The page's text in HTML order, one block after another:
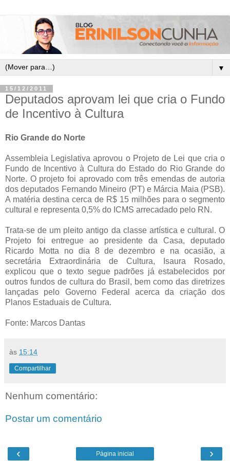
▼
15/12/2011
Deputados aprovam lei que cria o Fundo
de Incentivo à Cultura
Rio Grande do Norte
Assembleia Legislativa aprovou o Projeto de Lei que cria o
Fundo de Incentivo à Cultura do Estado do Rio Grande do
Norte. O projeto foi aprovado com três emendas de autoria
dos deputados Fernando Mineiro (PT) e Márcia Maia (PSB).
A matéria destina cerca de R$ 15 milhões para o segmento
cultural e representa 0,5% do ICMS arrecadado pelo RN.
Trata-se de um pleito antigo da classe artística e cultural. O
Projeto foi entregue ao presidente da Casa, deputado
Ricardo Motta no dia 8 de dezembro e na ocasião, a
secretária Extraordinária de Cultura, Isaura Rosado,
explicou que o texto segue padrões já estabelecidos por
outros fundos de cultura do Brasil, bem como das diretrizes
lançadas pelo Governo Federal acerca da criação dos
Planos Estaduais de Cultura.
Fonte: Marcos Dantas
às 15:14
Compartilhar
Nenhum comentário:
Postar um comentário
‹ ›
Página inicial